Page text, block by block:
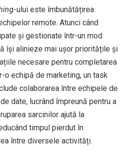
-ului este îmbunătățirea
remote. Atunci când
și gestionate într-un mod
își alinieze mai ușor prioritățile și
necesare pentru completarea
o echipă de marketing, un task
colaborarea între echipele de
date, lucrând împreună pentru a
sarcinilor ajută la
timpul pierdut în
între diversele activități.